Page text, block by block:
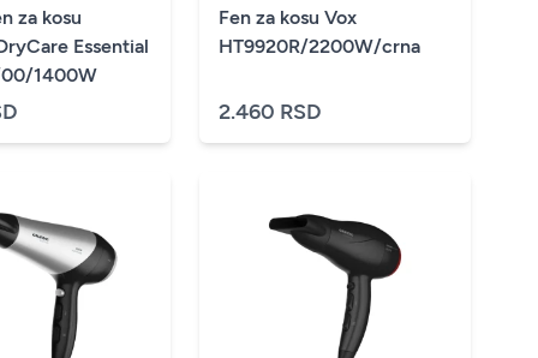
za kosu
Essential
1400W
Fen za kosu Vox
HT9920R/2200W/crna
2.460 RSD